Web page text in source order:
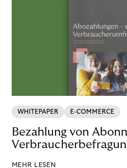
WHITEPAPER E-COMMERCE
Bezahlung von
MEHR LESEN